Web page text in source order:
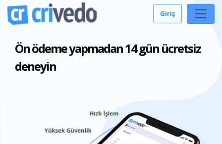
Giriş
Ön ödeme yapmadan 14 gün ücretsiz
deneyin